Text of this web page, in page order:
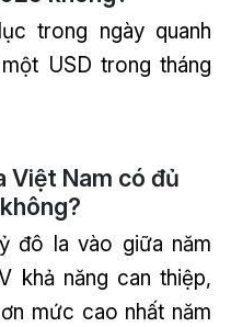
trong ngày quanh
USD trong tháng
Việt Nam có đủ
đô la vào giữa năm
khả năng can thiệp,
mức cao nhất năm